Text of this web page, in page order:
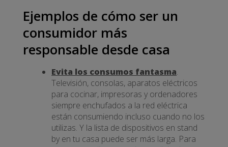
Ejemplos de cómo ser un
consumidor más
responsable desde casa
Evita los consumos fantasma.
Televisión, consolas, aparatos eléctricos
para cocinar, impresoras y ordenadores
siempre enchufados a la red eléctrica
están consumiendo incluso cuando no los
utilizas. Y la lista de dispositivos en stand
by en tu casa puede ser más larga. Para